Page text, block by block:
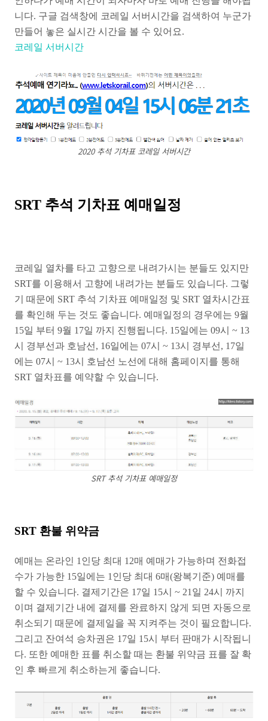
니다. 구글 검색창에 코레일 서버시간을 검색하여 누군가
만들어 놓은 실시간 시간을 볼 수 있어요.
코레일 서버시간
2020 추석 기차표 코레일 서버시간
SRT 추석 기차표 예매일정
코레일 열차를 타고 고향으로 내려가시는 분들도 있지만
SRT를 이용해서 고향에 내려가는 분들도 있습니다. 그렇
기 때문에 SRT 추석 기차표 예매일정 및 SRT 열차시간표
를 확인해 두는 것도 좋습니다. 예매일정의 경우에는 9월
15일 부터 9월 17일 까지 진행됩니다. 15일에는 09시 ~ 13
시 경부선과 호남선, 16일에는 07시 ~ 13시 경부선, 17일
에는 07시 ~ 13시 호남선 노선에 대해 홈페이지를 통해
SRT 열차표를 예약할 수 있습니다.
SRT 추석 기차표 예매일정
SRT 환불 위약금
예매는 온라인 1인당 최대 12매 예매가 가능하며 전화접
수가 가능한 15일에는 1인당 최대 6매(왕복기준) 예매를
할 수 있습니다. 결제기간은 17일 15시 ~ 21일 24시 까지
이며 결제기간 내에 결제를 완료하지 않게 되면 자동으로
취소되기 때문에 결제일을 꼭 지켜주는 것이 필요합니다.
그리고 잔여석 승차권은 17일 15시 부터 판매가 시작됩니
다. 또한 예매한 표를 취소할 때는 환불 위약금 표를 잘 확
인 후 빠르게 취소하는게 좋습니다.